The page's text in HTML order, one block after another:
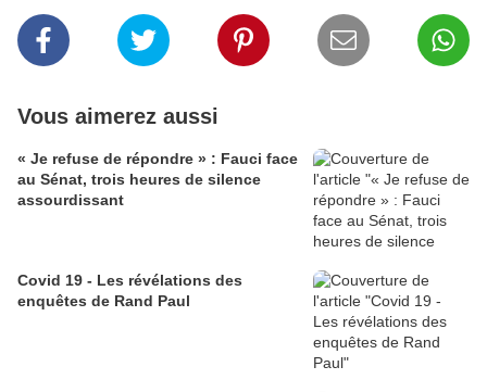
Vous aimerez aussi
« Je refuse de répondre » : Fauci face
au Sénat, trois heures de silence
assourdissant
Covid 19 - Les révélations des
enquêtes de Rand Paul